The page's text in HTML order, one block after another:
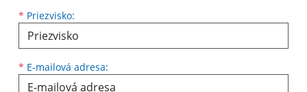
* Priezvisko:
* E-mailová adresa: